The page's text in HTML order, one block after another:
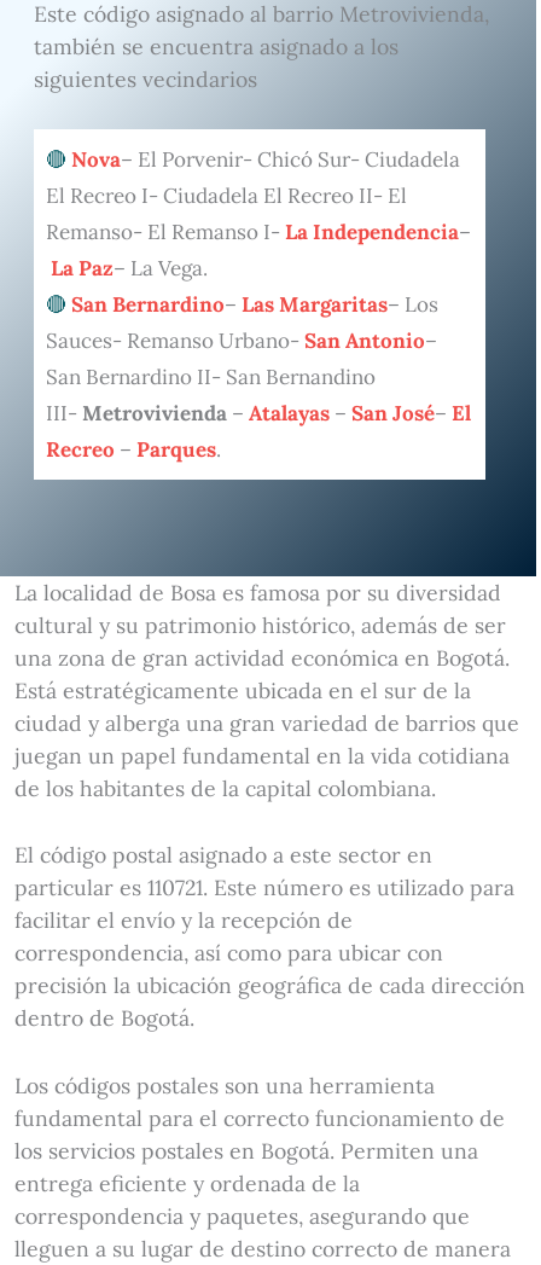
Este código asignado al barrio Metrovivienda,
también se encuentra asignado a los
siguientes vecindarios
Nova– El Porvenir- Chicó Sur- Ciudadela
El Recreo I- Ciudadela El Recreo II- El
Remanso- El Remanso I- La Independencia–
La Paz– La Vega.
San Bernardino– Las Margaritas– Los
Sauces- Remanso Urbano- San Antonio–
San Bernardino II- San Bernandino
III- Metrovivienda– Atalayas– San José– El
Recreo – Parques.
La localidad de Bosa es famosa por su diversidad
cultural y su patrimonio histórico, además de ser
una zona de gran actividad económica en Bogotá.
Está estratégicamente ubicada en el sur de la
ciudad y alberga una gran variedad de barrios que
juegan un papel fundamental en la vida cotidiana
de los habitantes de la capital colombiana.
El código postal asignado a este sector en
particular es 110721. Este número es utilizado para
facilitar el envío y la recepción de
correspondencia, así como para ubicar con
precisión la ubicación geográfica de cada dirección
dentro de Bogotá.
Los códigos postales son una herramienta
fundamental para el correcto funcionamiento de
los servicios postales en Bogotá. Permiten una
entrega eficiente y ordenada de la
correspondencia y paquetes, asegurando que
lleguen a su lugar de destino correcto de manera